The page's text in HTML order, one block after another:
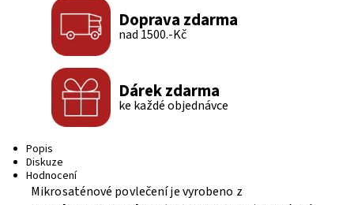
Doprava zdarma
nad 1500.-Kč
Dárek zdarma
ke každé objednávce
Popis
Diskuze
Hodnocení
Mikrosaténové povlečení je vyrobeno z